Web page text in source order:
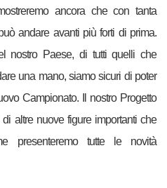
ancora che con tanta
andare avanti più forti di prima.
nostro Paese, di tutti quelli che
una mano, siamo sicuri di poter
Campionato. Il nostro Progetto
altre nuove figure importanti che
presenteremo tutte le novità